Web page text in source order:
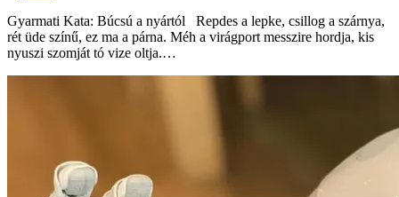
Gyarmati Kata: Búcsú a nyártól Repdes a lepke, csillog a szárnya,
rét üde színű, ez ma a párna. Méh a virágport messzire hordja, kis
nyuszi szomját tó vize oltja.…